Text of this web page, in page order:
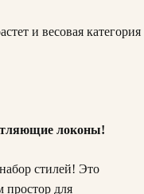
и весовая категория
локоны!
стилей! Это
простор для